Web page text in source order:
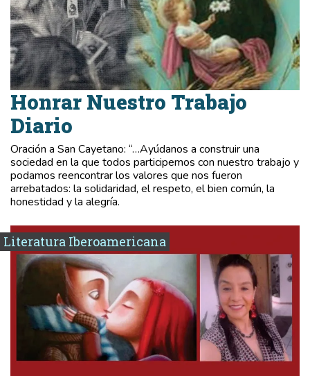
Honrar Nuestro Trabajo
Diario
Oración a San Cayetano: “…Ayúdanos a construir una
sociedad en la que todos participemos con nuestro trabajo y
podamos reencontrar los valores que nos fueron
arrebatados: la solidaridad, el respeto, el bien común, la
honestidad y la alegría.
Literatura Iberoamericana